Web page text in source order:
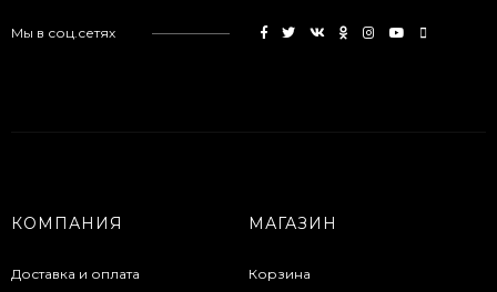
Мы в соц.сетях
КОМПАНИЯ
Доставка и оплата
МАГАЗИН
Корзина